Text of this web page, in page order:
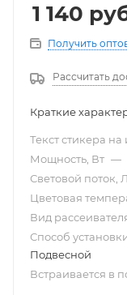
1 140
Получить
Рассчитать
Краткие
Текст стикера
Мощность, Вт —
Световой поток,
Цветовая
Вид
Способ
Подвесной
Встраивается в